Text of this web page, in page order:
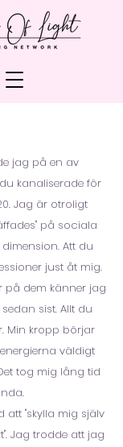
jag på en av
kanaliserade för
Jag är otroligt
på sociala
Att du
just åt mig.
på dem känner jag
sist. Allt du
Min kropp börjar
väldigt
tog mig lång tid
att "skylla mig själv
Jag trodde att jag